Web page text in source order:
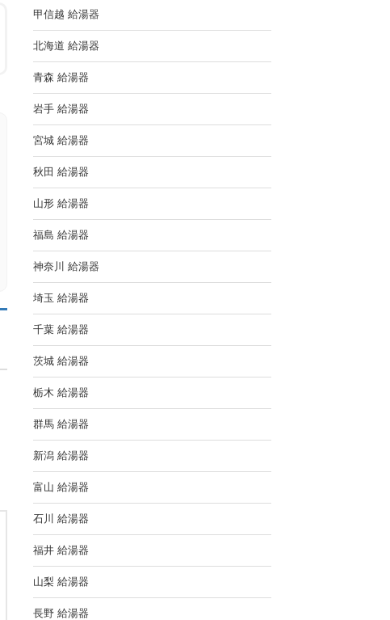
甲信越 給湯器
北海道 給湯器
青森 給湯器
岩手 給湯器
宮城 給湯器
秋田 給湯器
山形 給湯器
福島 給湯器
神奈川 給湯器
埼玉 給湯器
千葉 給湯器
茨城 給湯器
栃木 給湯器
群馬 給湯器
新潟 給湯器
富山 給湯器
石川 給湯器
福井 給湯器
山梨 給湯器
長野 給湯器